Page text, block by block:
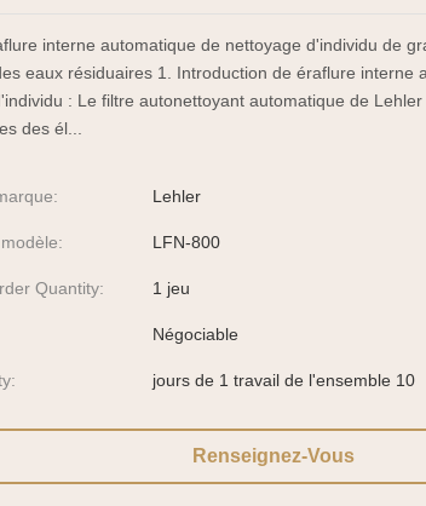
interne automatique de nettoyage d'individu de
eaux résiduaires 1. Introduction de éraflure interne
: Le filtre autonettoyant automatique de
des él...
Lehler
LFN-800
Quantity: 1 jeu
Négociable
jours de 1 travail de l'ensemble 10
Renseignez-Vous